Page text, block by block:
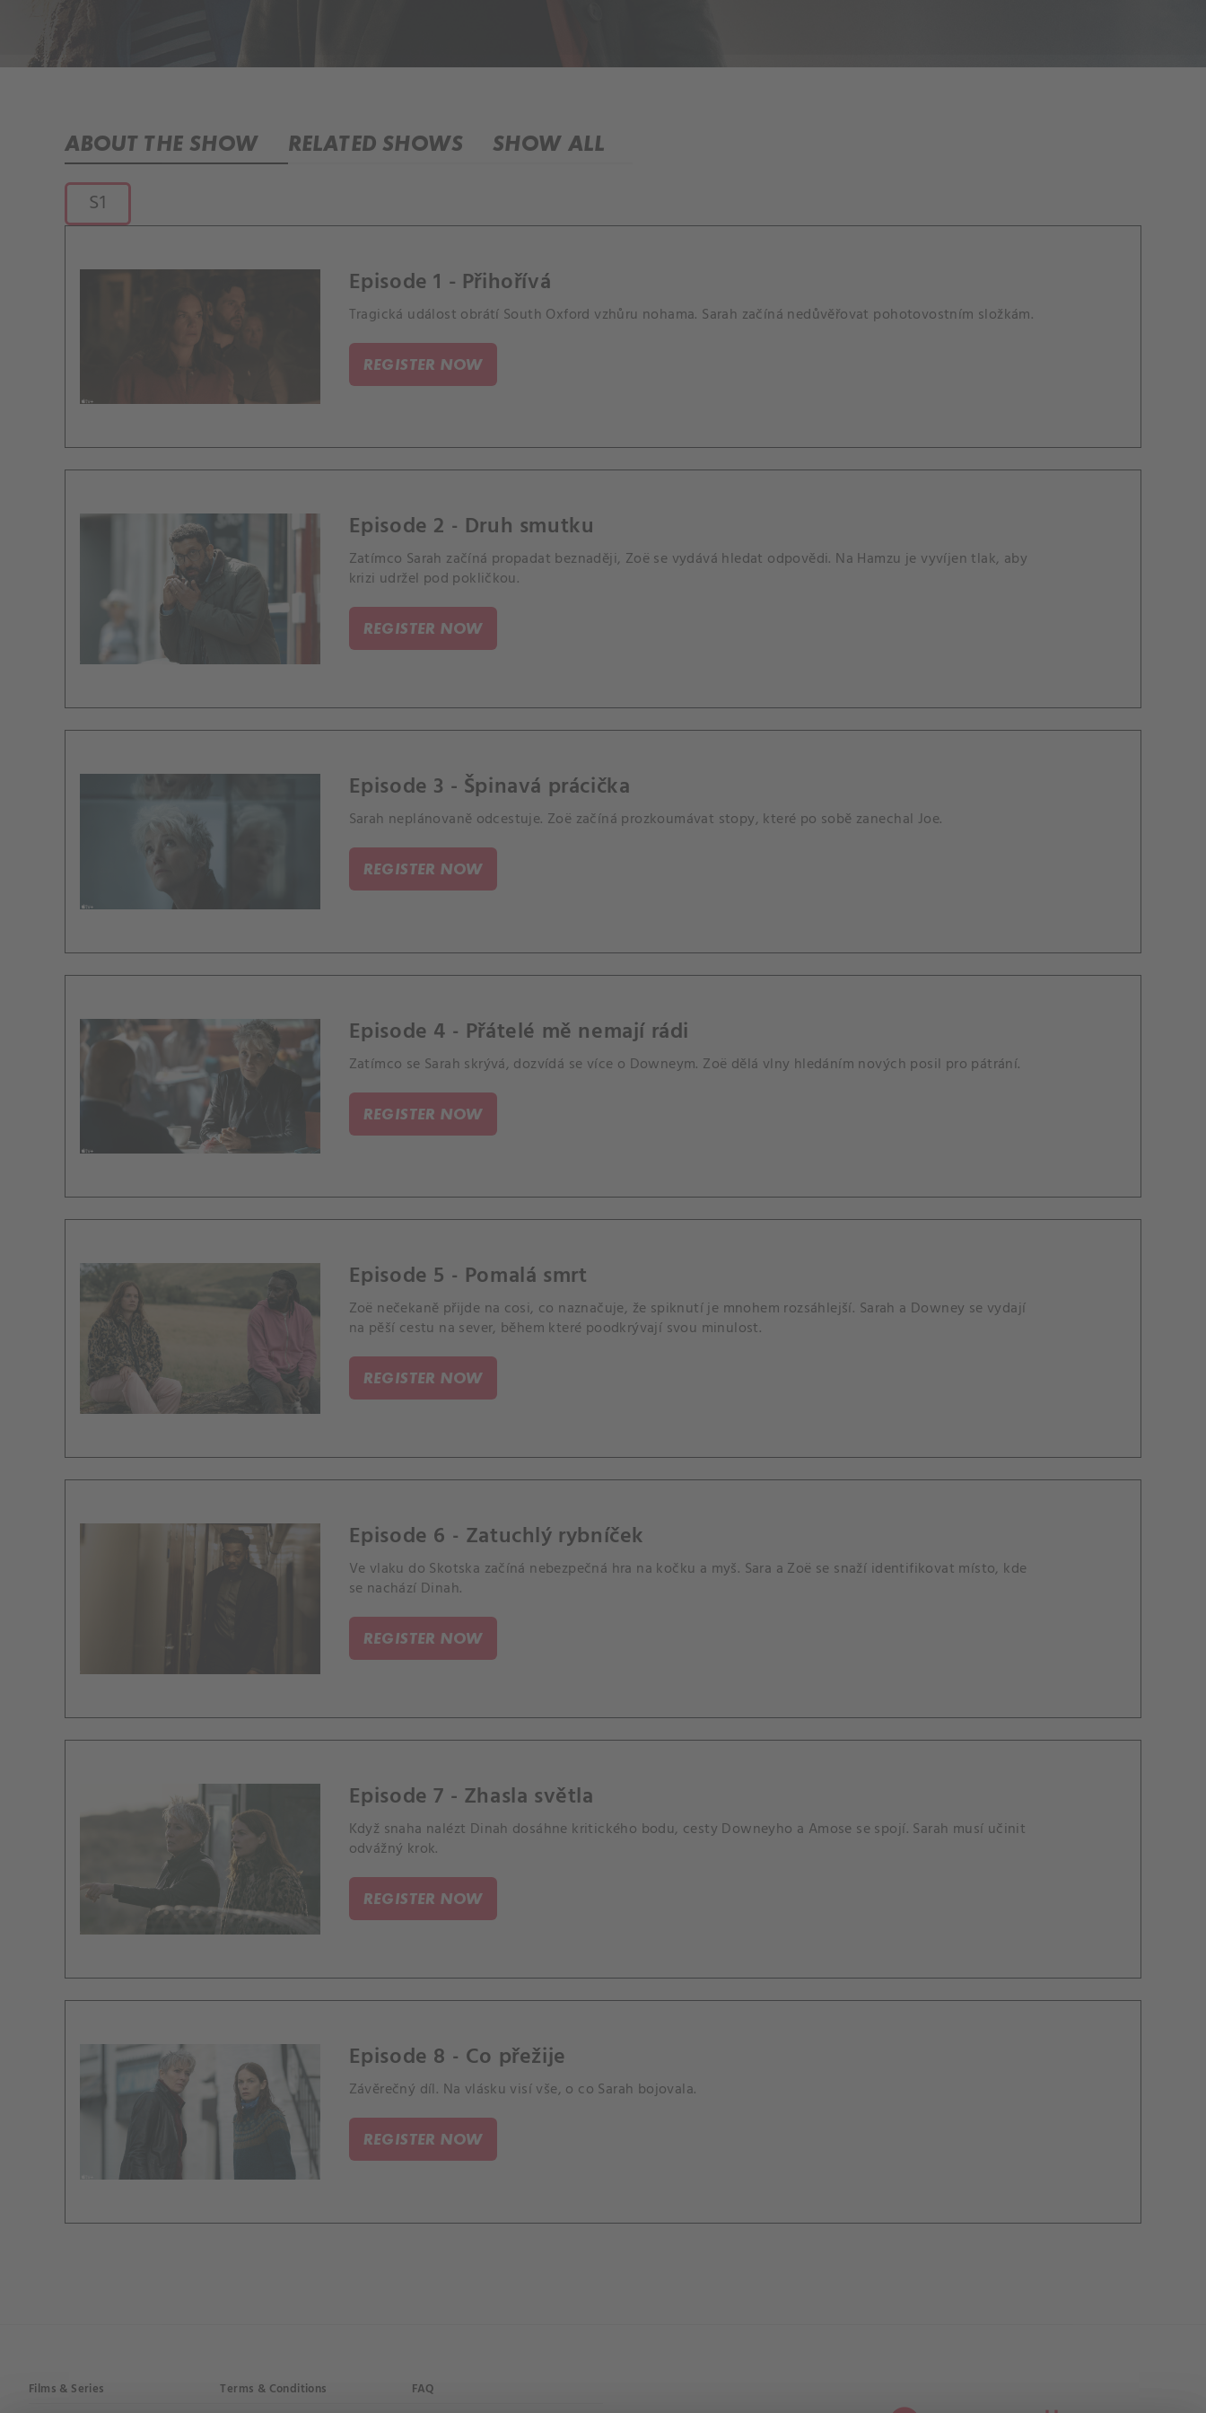
ABOUT THE SHOW RELATED SHOWS SHOW ALL
S1
Episode 1 - Přihořívá
Tragická událost obrátí South Oxford vzhůru nohama. Sarah začíná nedůvěřovat pohotovostním složkám.
REGISTER NOW
Episode 2 - Druh smutku
Zatímco Sarah začíná propadat beznaději, Zoë se vydává hledat odpovědi. Na Hamzu je vyvíjen tlak, aby
krizi udržel pod pokličkou.
REGISTER NOW
Episode 3 - Špinavá prácička
Sarah neplánovaně odcestuje. Zoë začíná prozkoumávat stopy, které po sobě zanechal Joe.
REGISTER NOW
Episode 4 - Přátelé mě nemají rádi
Zatímco se Sarah skrývá, dozvídá se více o Downeym. Zoë dělá vlny hledáním nových posil pro pátrání.
REGISTER NOW
Episode 5 - Pomalá smrt
Zoë nečekaně přijde na cosi, co naznačuje, že spiknutí je mnohem rozsáhlejší. Sarah a Downey se vydají
na pěší cestu na sever, během které poodkrývají svou minulost.
REGISTER NOW
Episode 6 - Zatuchlý rybníček
Ve vlaku do Skotska začíná nebezpečná hra na kočku a myš. Sara a Zoë se snaží identifikovat místo, kde
se nachází Dinah.
REGISTER NOW
Episode 7 - Zhasla světla
Když snaha nalézt Dinah dosáhne kritického bodu, cesty Downeyho a Amose se spojí. Sarah musí učinit
odvážný krok.
REGISTER NOW
Episode 8 - Co přežije
Závěrečný díl. Na vlásku visí vše, o co Sarah bojovala.
REGISTER NOW
Films & Series Terms & Conditions FAQ